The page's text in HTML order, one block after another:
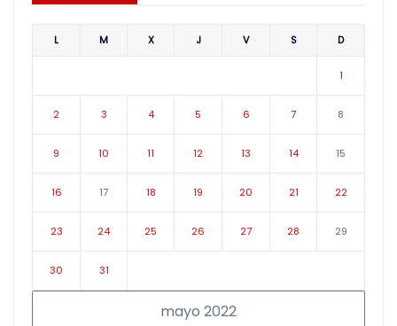
mayo 2022
L M X J V S D
1
2 3 4 5 6 7 8
9 10 11 12 13 14 15
16 17 18 19 20 21 22
23 24 25 26 27 28 29
30 31